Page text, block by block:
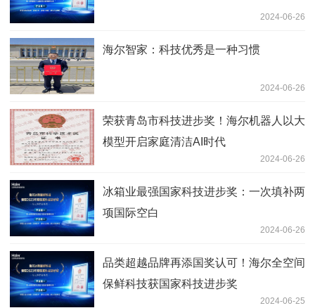
2024-06-26
海尔智家：科技优秀是一种习惯
2024-06-26
荣获青岛市科技进步奖！海尔机器人以大
模型开启家庭清洁AI时代
2024-06-26
冰箱业最强国家科技进步奖：一次填补两
项国际空白
2024-06-26
品类超越品牌再添国奖认可！海尔全空间
保鲜科技获国家科技进步奖
2024-06-25